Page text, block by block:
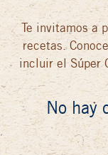
Te invitamos a
recetas.
incluir el Súper
No hay